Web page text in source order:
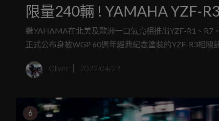
限量240輛 ! YAMAHA YZF-
繼YAHAMA在北美及歐洲一口氣亮相推出YZF-R1、
正式公布身披WGP 60週年經典紀念塗裝的YZF-R3相
Oliver 2022/04/22
6